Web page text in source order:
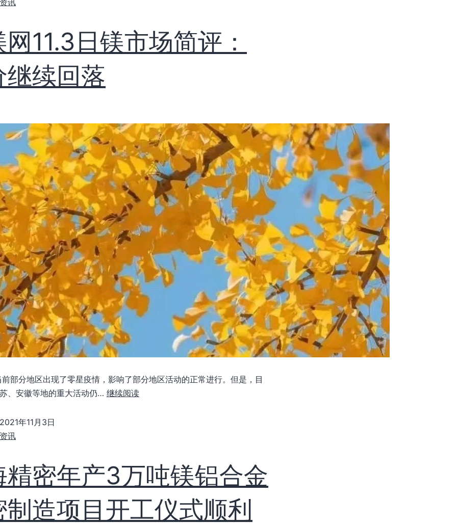
11.3日镁市场简评：
继续回落
部分地区出现了零星疫情，影响了部分地区活动的正常进行。但是，目
、安徽等地的重大活动仍… 继续阅读
2021年11月3日
讯
精密年产3万吨镁铝合金
制造项目开工仪式顺利